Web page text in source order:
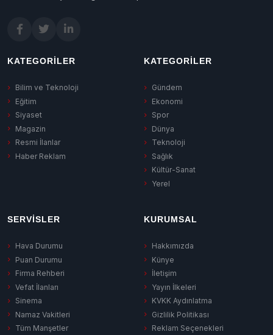
KATEGORILER
Bilim ve Teknoloji
Eğitim
Siyaset
Magazin
Resmi İlanlar
Haber Reklam
KATEGORILER
Gündem
Ekonomi
Spor
Dünya
Teknoloji
Sağlık
Kültür-Sanat
Yerel
SERVISLER
Hava Durumu
Puan Durumu
Firma Rehberi
Vefat İlanları
Sinema
Namaz Vakitleri
Tüm Manşetler
KURUMSAL
Hakkımızda
Künye
İletişim
Yayın İlkeleri
KVKK Aydınlatma
Gizlilik Politikası
Reklam Seçenekleri